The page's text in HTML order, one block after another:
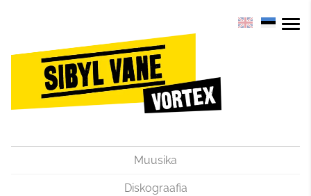
Muusika
Diskograafia